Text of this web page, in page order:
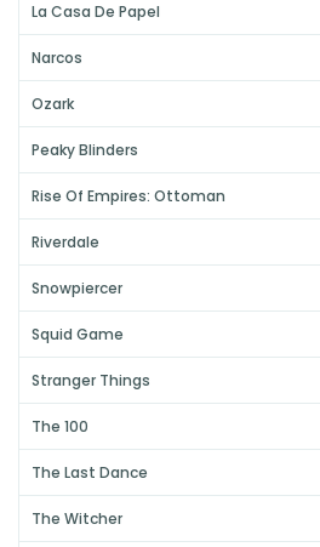
La Casa De Papel
Narcos
Ozark
Peaky Blinders
Rise Of Empires: Ottoman
Riverdale
Snowpiercer
Squid Game
Stranger Things
The 100
The Last Dance
The Witcher